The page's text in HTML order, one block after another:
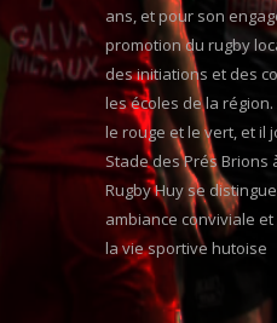
ans, et pour son
promotion du rugby
des initiations et des
les écoles de la
le rouge et le vert, et il
Stade des Prés Brions
Rugby Huy se
ambiance conviviale
la vie sportive hutoise